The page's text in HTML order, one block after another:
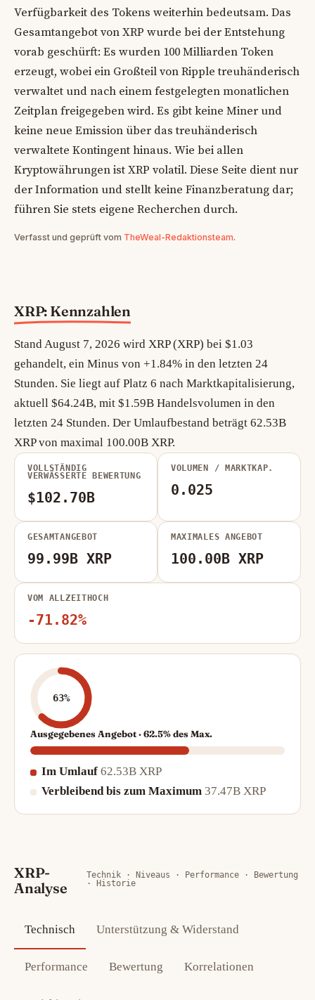
XRP: Kennzahlen
Stand August 7, 2026 wird XRP (XRP) bei $1.03
gehandelt, ein Minus von +1.84% in den letzten 24
Stunden. Sie liegt auf Platz 6 nach Marktkapitalisierung,
aktuell $64.24B, mit $1.59B Handelsvolumen in den
letzten 24 Stunden. Der Umlaufbestand beträgt 62.53B
XRP von maximal 100.00B XRP.
VOLLSTÄNDIG
VERWÄSSERTE BEWERTUNG
$102.70B
VOLUMEN / MARKTKAP.
0.025
GESAMTANGEBOT
99.99B XRP
MAXIMALES ANGEBOT
100.00B XRP
VOM ALLZEITHOCH
-71.82%
63%
Ausgegebenes Angebot · 62.5% des Max.
Im Umlauf 62.53B XRP
Verbleibend bis zum Maximum 37.47B XRP
Verfügbarkeit des Tokens weiterhin bedeutsam. Das
Gesamtangebot von XRP wurde bei der Entstehung
vorab geschürft: Es wurden 100 Milliarden Token
erzeugt, wobei ein Großteil von Ripple treuhänderisch
verwaltet und nach einem festgelegten monatlichen
Zeitplan freigegeben wird. Es gibt keine Miner und
keine neue Emission über das treuhänderisch
verwaltete Kontingent hinaus. Wie bei allen
Kryptowährungen ist XRP volatil. Diese Seite dient nur
der Information und stellt keine Finanzberatung dar;
führen Sie stets eigene Recherchen durch.
Verfasst und geprüft vom TheWeal-Redaktionsteam.
XRP-
Analyse
Technik · Niveaus · Performance · Bewertung
· Historie
Technisch Unterstützung & Widerstand
Performance Bewertung Korrelationen